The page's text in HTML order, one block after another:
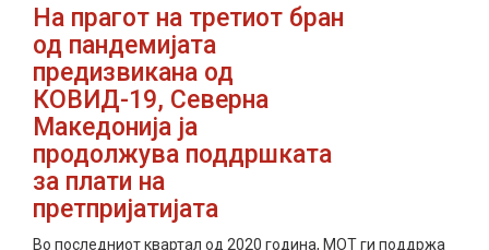
На прагот на третиот бран
од пандемијата
предизвикана од
КОВИД-19, Северна
Македонија ја
продолжува поддршката
за плати на
претпријатијата
Во последниот квартал од 2020 година, МОТ ги поддржа